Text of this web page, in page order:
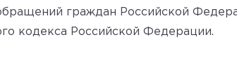
граждан Российской
кодекса Российской Федерации.